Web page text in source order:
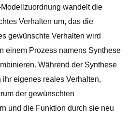
wandelt die
Verhalten um, das die
gewünschte Verhalten wird
einem Prozess namens Synthese
Während der Synthese
eigenes reales Verhalten,
der gewünschten
und die Funktion durch sie neu